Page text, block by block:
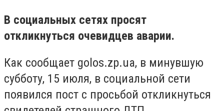
В социальных сетях просят
откликнуться очевидцев аварии.
Как сообщает golos.zp.ua, в минувшую
субботу, 15 июля, в социальной сети
появился пост с просьбой откликнуться